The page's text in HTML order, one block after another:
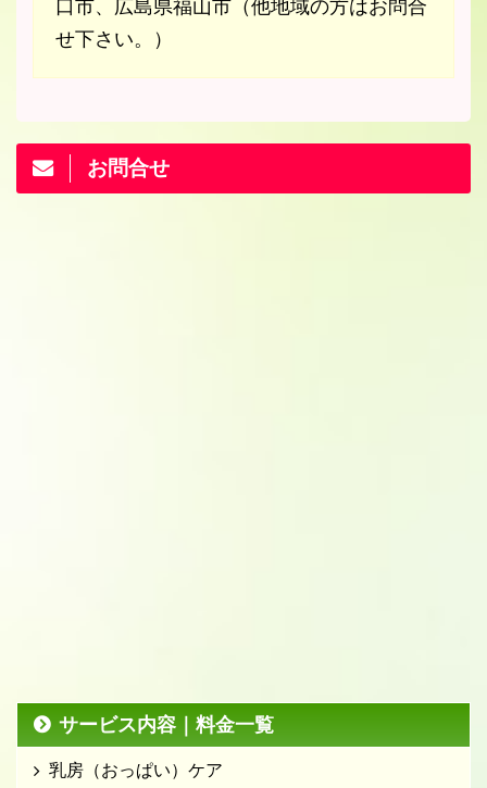
口市、広島県福山市（他地域の方はお問合
せ下さい。）
お問合せ
サービス内容｜料金一覧
乳房（おっぱい）ケア